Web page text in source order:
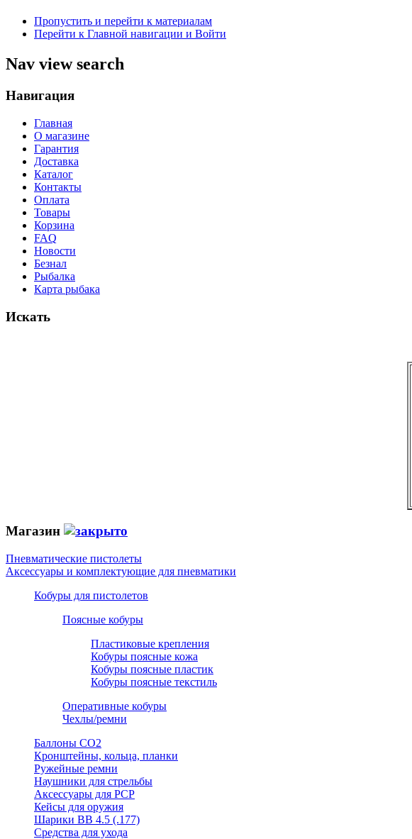
Пропустить и перейти к материалам
Перейти к Главной навигации и Войти
Nav view search
Навигация
Главная
О магазине
Гарантия
Доставка
Каталог
Контакты
Оплата
Товары
Корзина
FAQ
Новости
Безнал
Рыбалка
Карта рыбака
Искать
Магазин
Пневматические пистолеты
Аксессуары и комплектующие для пневматики
Кобуры для пистолетов
Поясные кобуры
Пластиковые крепления
Кобуры поясные кожа
Кобуры поясные пластик
Кобуры поясные текстиль
Оперативные кобуры
Чехлы/ремни
Баллоны СО2
Кронштейны, кольца, планки
Ружейные ремни
Наушники для стрельбы
Аксессуары для PCP
Кейсы для оружия
Шарики ВВ 4.5 (.177)
Средства для ухода